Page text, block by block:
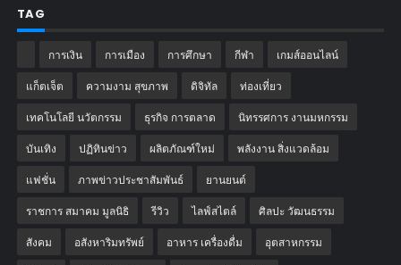
TAG
การเงิน การเมือง การศึกษา กีฬา เกมส์ออนไลน์
แก็ตเจ็ต ความงาม สุขภาพ ดิจิทัล ท่องเที่ยว
เทคโนโลยี นวัตกรรม ธุรกิจ การตลาด นิทรรศการ งานมหกรรม
บันเทิง ปฏิทินข่าว ผลิตภัณฑ์ใหม่ พลังงาน สิ่งแวดล้อม
แฟชั่น ภาพข่าวประชาสัมพันธ์ ‎ยานยนต์‎
ราชการ สมาคม มูลนิธิ รีวิว ไลฟ์สไตล์ ศิลปะ วัฒนธรรม
สังคม อสังหาริมทรัพย์ อาหาร เครื่องดื่ม อุตสาหกรรม